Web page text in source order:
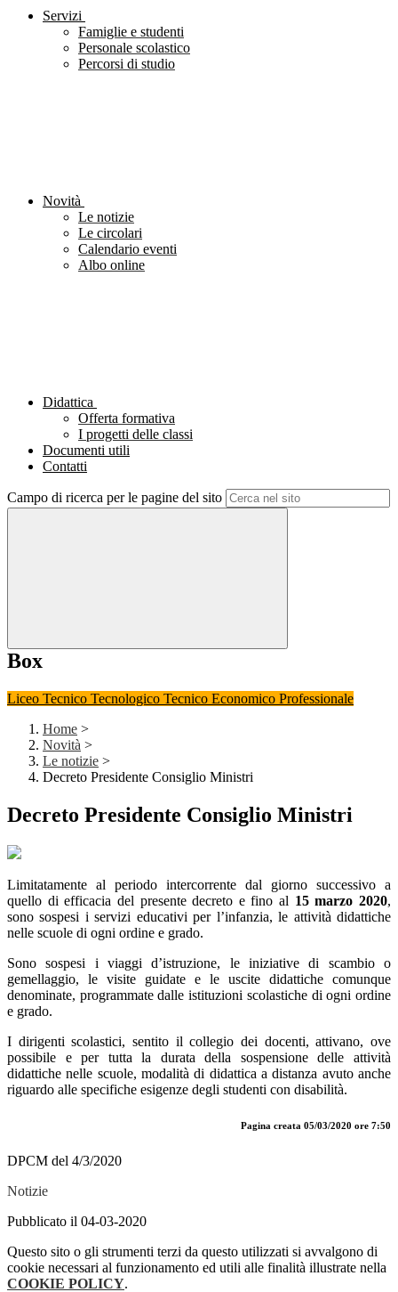
Servizi
Famiglie e studenti
Personale scolastico
Percorsi di studio
Novità
Le notizie
Le circolari
Calendario eventi
Albo online
Didattica
Offerta formativa
I progetti delle classi
Documenti utili
Contatti
Campo di ricerca per le pagine del sito
Box
Liceo Tecnico Tecnologico Tecnico Economico Professionale
Home >
Novità >
Le notizie >
Decreto Presidente Consiglio Ministri
Decreto Presidente Consiglio Ministri
Limitatamente al periodo intercorrente dal giorno successivo a
quello di efficacia del presente decreto e fino al 15 marzo 2020,
sono sospesi i servizi educativi per l’infanzia, le attività didattiche
nelle scuole di ogni ordine e grado.
Sono sospesi i viaggi d’istruzione, le iniziative di scambio o
gemellaggio, le visite guidate e le uscite didattiche comunque
denominate, programmate dalle istituzioni scolastiche di ogni ordine
e grado.
I dirigenti scolastici, sentito il collegio dei docenti, attivano, ove
possibile e per tutta la durata della sospensione delle attività
didattiche nelle scuole, modalità di didattica a distanza avuto anche
riguardo alle specifiche esigenze degli studenti con disabilità.
Pagina creata 05/03/2020 ore 7:50
DPCM del 4/3/2020
Notizie
Pubblicato il 04-03-2020
Questo sito o gli strumenti terzi da questo utilizzati si avvalgono di
cookie necessari al funzionamento ed utili alle finalità illustrate nella
COOKIE POLICY.